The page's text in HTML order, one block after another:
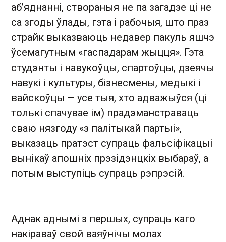
аб’яднанні, створаныя не па загадзе ці не
са згоды ўлады, гэта і рабочыя, што праз
страйк выказваюць недавер пакуль яшчэ
ўсемагутным «гаспадарам жыцця». Гэта
студэнты і навукоўцы, спартоўцы, дзеячы
навукі і культуры, бізнесмены, медыкі і
вайскоўцы — усе тыя, хто адважыўся (ці
толькі спачувае ім) прадэманстраваць
сваю нязгоду «з палітыкай партыі»,
выказаць пратэст супраць фальсіфікацыі
вынікаў апошніх прэзідэнцкіх выбараў, а
потым выступіць супраць рэпрэсій.
Аднак аднымі з першых, супраць каго
накіраваў свой ваяўнічы молах